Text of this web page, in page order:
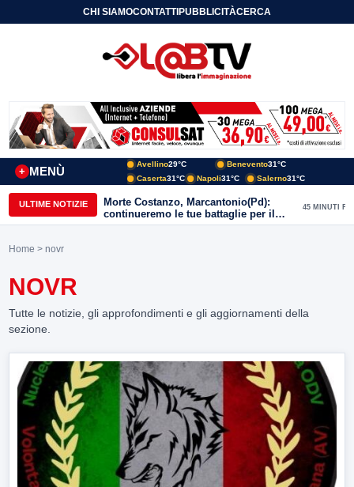
CHI SIAMOCONTATTIPUBBLICITÀCERCA
MENÙ
+
Avellino29°C Benevento31°C
Caserta31°C Napoli31°C Salerno31°C
ULTIME NOTIZIE
Morte Costanzo, Marcantonio(Pd):
continueremo le tue battaglie per il
Sannio
45 MINUTI FA
Home > novr
NOVR
Tutte le notizie, gli approfondimenti e gli aggiornamenti della
sezione.